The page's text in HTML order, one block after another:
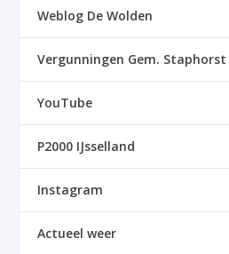
Weblog De Wolden
Vergunningen Gem. Staphorst
YouTube
P2000 IJsselland
Instagram
Actueel weer